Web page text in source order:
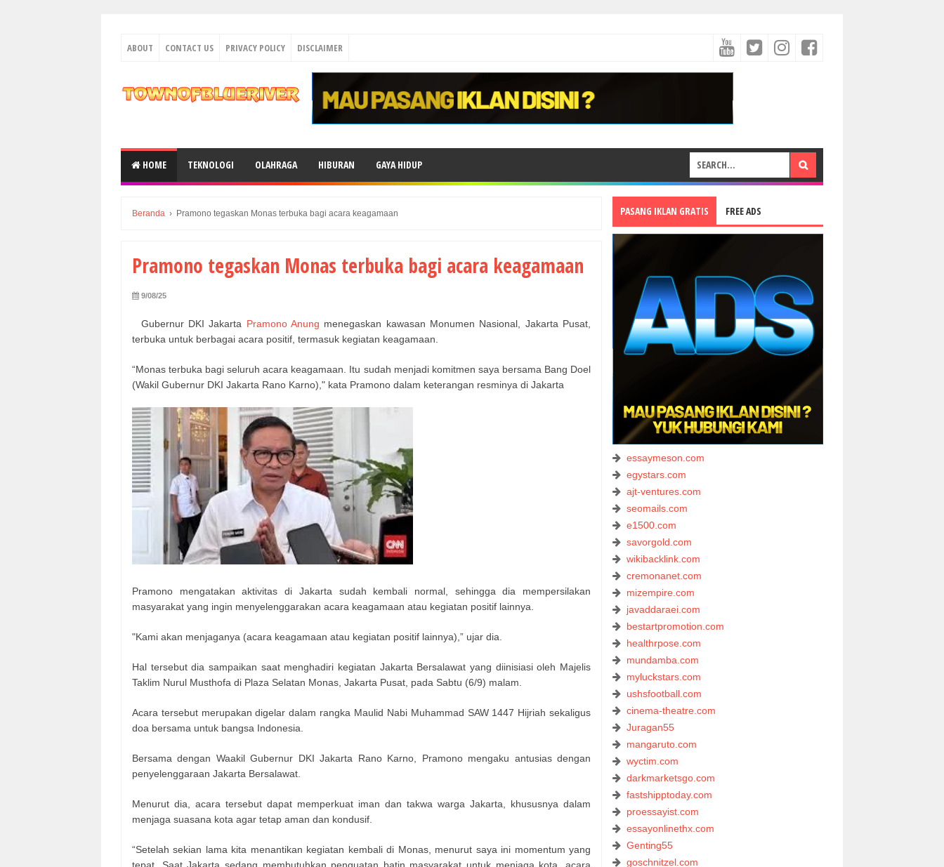
ABOUT CONTACT US PRIVACY POLICY DISCLAIMER
HOME TEKNOLOGI OLAHRAGA HIBURAN GAYA HIDUP
Beranda › Pramono tegaskan Monas terbuka bagi acara keagamaan
Pramono tegaskan Monas terbuka bagi acara keagamaan
9/08/25
Gubernur DKI Jakarta Pramono Anung menegaskan kawasan Monumen Nasional, Jakarta Pusat,
terbuka untuk berbagai acara positif, termasuk kegiatan keagamaan.
“Monas terbuka bagi seluruh acara keagamaan. Itu sudah menjadi komitmen saya bersama Bang Doel
(Wakil Gubernur DKI Jakarta Rano Karno)," kata Pramono dalam keterangan resminya di Jakarta
Pramono mengatakan aktivitas di Jakarta sudah kembali normal, sehingga dia mempersilakan
masyarakat yang ingin menyelenggarakan acara keagamaan atau kegiatan positif lainnya.
"Kami akan menjaganya (acara keagamaan atau kegiatan positif lainnya),” ujar dia.
Hal tersebut dia sampaikan saat menghadiri kegiatan Jakarta Bersalawat yang diinisiasi oleh Majelis
Taklim Nurul Musthofa di Plaza Selatan Monas, Jakarta Pusat, pada Sabtu (6/9) malam.
Acara tersebut merupakan digelar dalam rangka Maulid Nabi Muhammad SAW 1447 Hijriah sekaligus
doa bersama untuk bangsa Indonesia.
Bersama dengan Waakil Gubernur DKI Jakarta Rano Karno, Pramono mengaku antusias dengan
penyelenggaraan Jakarta Bersalawat.
Menurut dia, acara tersebut dapat memperkuat iman dan takwa warga Jakarta, khususnya dalam
menjaga suasana kota agar tetap aman dan kondusif.
“Setelah sekian lama kita menantikan kegiatan kembali di Monas, menurut saya ini momentum yang
tepat. Saat Jakarta sedang membutuhkan penguatan batin masyarakat untuk menjaga kota, acara
PASANG IKLAN GRATIS FREE ADS
essaymeson.com
egystars.com
ajt-ventures.com
seomails.com
e1500.com
savorgold.com
wikibacklink.com
cremonanet.com
mizempire.com
javaddaraei.com
bestartpromotion.com
healthrpose.com
mundamba.com
myluckstars.com
ushsfootball.com
cinema-theatre.com
Juragan55
mangaruto.com
wyctim.com
darkmarketsgo.com
fastshipptoday.com
proessayist.com
essayonlinethx.com
Genting55
goschnitzel.com